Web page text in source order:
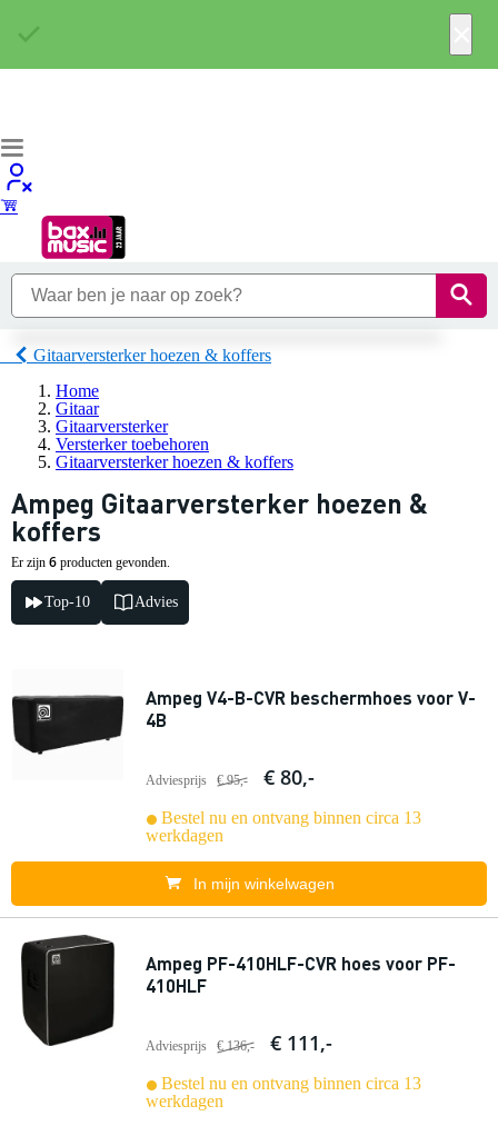
Gitaarversterker hoezen & koffers
Home
Gitaar
Gitaarversterker
Versterker toebehoren
Gitaarversterker hoezen & koffers
Ampeg Gitaarversterker hoezen &
koffers
Er zijn 6 producten gevonden.
Top-10 Advies
Ampeg V4-B-CVR beschermhoes voor V-
4B
Adviesprijs € 95,- € 80,-
Bestel nu en ontvang binnen circa 13
werkdagen
In mijn winkelwagen
Ampeg PF-410HLF-CVR hoes voor PF-
410HLF
Adviesprijs € 136,- € 111,-
Bestel nu en ontvang binnen circa 13
werkdagen